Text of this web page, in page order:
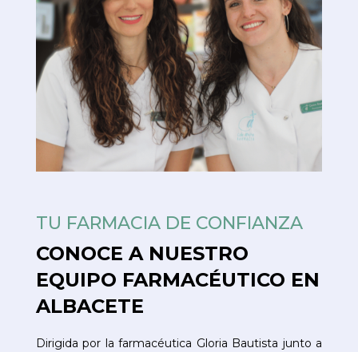
TU FARMACIA DE CONFIANZA
CONOCE A NUESTRO
EQUIPO FARMACÉUTICO EN
ALBACETE
Dirigida por la farmacéutica Gloria Bautista junto a